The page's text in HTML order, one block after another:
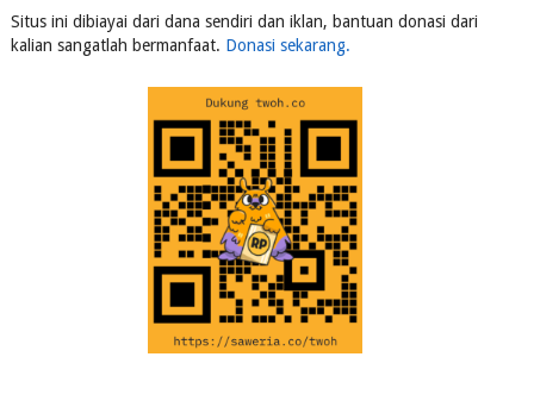
Situs ini dibiayai dari dana sendiri dan iklan, bantuan donasi dari
kalian sangatlah bermanfaat. Donasi sekarang.